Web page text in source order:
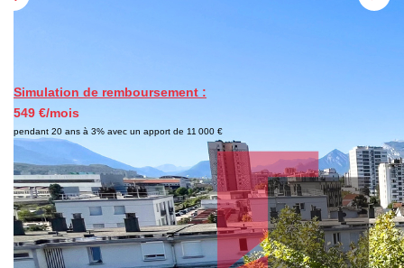
Simulation de remboursement :
549 €/mois
pendant 20 ans à 3% avec un apport de 11 000 €
Description
Réf : 1338